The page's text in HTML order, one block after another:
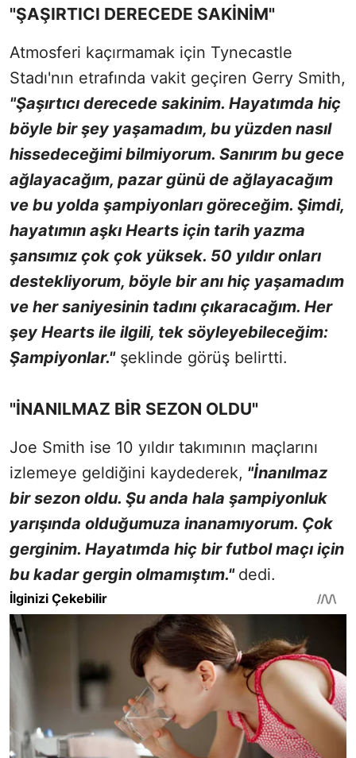
"ŞAŞIRTICI DERECEDE SAKİNİM"
Atmosferi kaçırmamak için Tynecastle
Stadı'nın etrafında vakit geçiren Gerry Smith,
"Şaşırtıcı derecede sakinim. Hayatımda hiç
böyle bir şey yaşamadım, bu yüzden nasıl
hissedeceğimi bilmiyorum. Sanırım bu gece
ağlayacağım, pazar günü de ağlayacağım
ve bu yolda şampiyonları göreceğim. Şimdi,
hayatımın aşkı Hearts için tarih yazma
şansımız çok çok yüksek. 50 yıldır onları
destekliyorum, böyle bir anı hiç yaşamadım
ve her saniyesinin tadını çıkaracağım. Her
şey Hearts ile ilgili, tek söyleyebileceğim:
Şampiyonlar."şeklinde görüş belirtti.
"İNANILMAZ BİR SEZON OLDU"
Joe Smith ise 10 yıldır takımının maçlarını
izlemeye geldiğini kaydederek, "İnanılmaz
bir sezon oldu. Şu anda hala şampiyonluk
yarışında olduğumuza inanamıyorum. Çok
gerginim. Hayatımda hiç bir futbol maçı için
bu kadar gergin olmamıştım." dedi.